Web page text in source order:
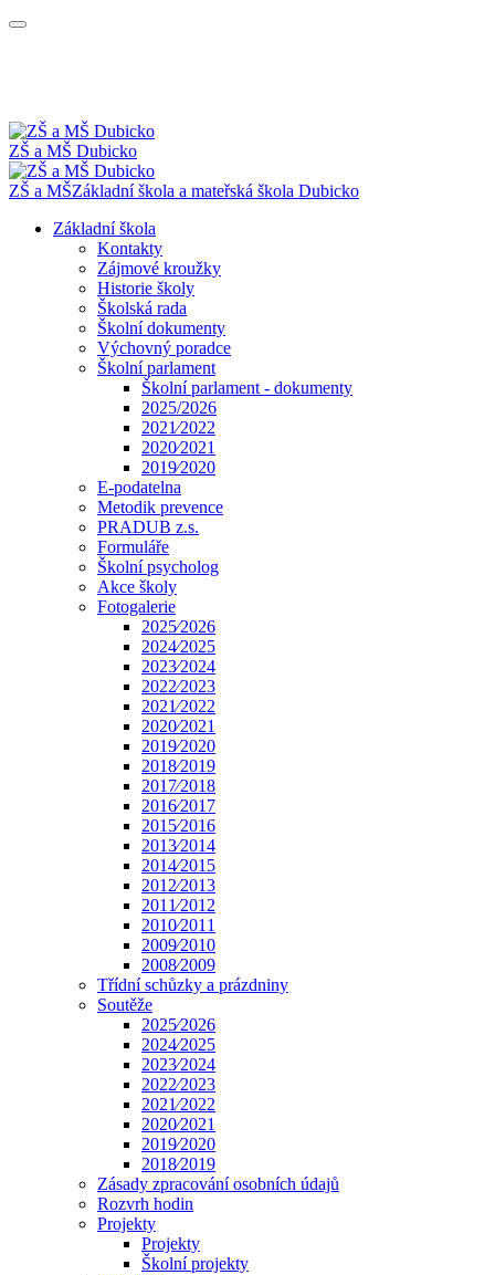
ZŠ a MŠ Dubicko
ZŠ a MŠZákladní škola a mateřská škola Dubicko
Základní škola
Kontakty
Zájmové kroužky
Historie školy
Školská rada
Školní dokumenty
Výchovný poradce
Školní parlament
Školní parlament - dokumenty
2025/2026
2021⁄2022
2020⁄2021
2019⁄2020
E-podatelna
Metodik prevence
PRADUB z.s.
Formuláře
Školní psycholog
Akce školy
Fotogalerie
2025⁄2026
2024⁄2025
2023⁄2024
2022⁄2023
2021⁄2022
2020⁄2021
2019⁄2020
2018⁄2019
2017⁄2018
2016⁄2017
2015⁄2016
2013⁄2014
2014⁄2015
2012⁄2013
2011⁄2012
2010⁄2011
2009⁄2010
2008⁄2009
Třídní schůzky a prázdniny
Soutěže
2025⁄2026
2024⁄2025
2023⁄2024
2022⁄2023
2021⁄2022
2020⁄2021
2019⁄2020
2018⁄2019
Zásady zpracování osobních údajů
Rozvrh hodin
Projekty
Projekty
Školní projekty